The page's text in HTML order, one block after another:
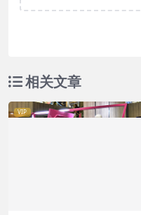
相关文章
VIP